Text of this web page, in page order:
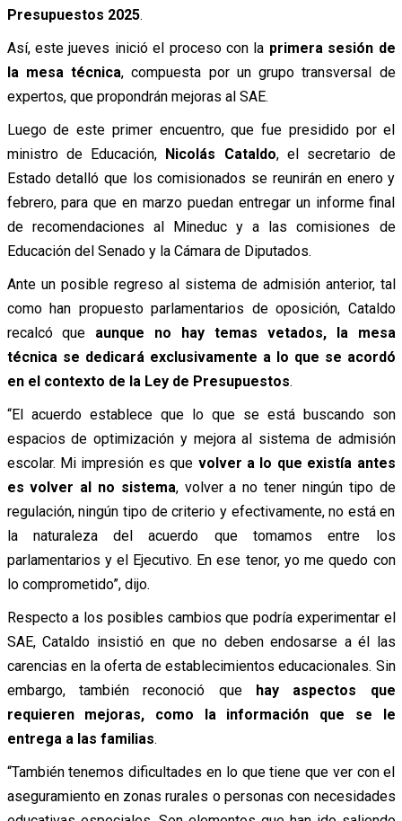
Presupuestos 2025.
Así, este jueves inició el proceso con la primera sesión de
la mesa técnica, compuesta por un grupo transversal de
expertos, que propondrán mejoras al SAE.
Luego de este primer encuentro, que fue presidido por el
ministro de Educación, Nicolás Cataldo, el secretario de
Estado detalló que los comisionados se reunirán en enero y
febrero, para que en marzo puedan entregar un informe final
de recomendaciones al Mineduc y a las comisiones de
Educación del Senado y la Cámara de Diputados.
Ante un posible regreso al sistema de admisión anterior, tal
como han propuesto parlamentarios de oposición, Cataldo
recalcó que aunque no hay temas vetados, la mesa
técnica se dedicará exclusivamente a lo que se acordó
en el contexto de la Ley de Presupuestos.
“El acuerdo establece que lo que se está buscando son
espacios de optimización y mejora al sistema de admisión
escolar. Mi impresión es que volver a lo que existía antes
es volver al no sistema, volver a no tener ningún tipo de
regulación, ningún tipo de criterio y efectivamente, no está en
la naturaleza del acuerdo que tomamos entre los
parlamentarios y el Ejecutivo. En ese tenor, yo me quedo con
lo comprometido”, dijo.
Respecto a los posibles cambios que podría experimentar el
SAE, Cataldo insistió en que no deben endosarse a él las
carencias en la oferta de establecimientos educacionales. Sin
embargo, también reconoció que hay aspectos que
requieren mejoras, como la información que se le
entrega a las familias.
“También tenemos dificultades en lo que tiene que ver con el
aseguramiento en zonas rurales o personas con necesidades